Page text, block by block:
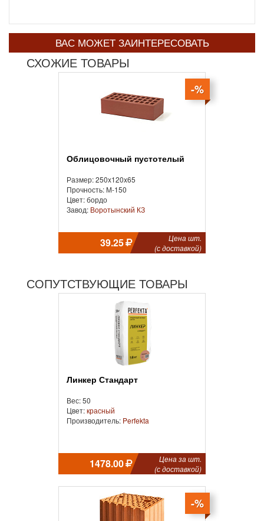
ВАС МОЖЕТ ЗАИНТЕРЕСОВАТЬ
СХОЖИЕ ТОВАРЫ
-%
Облицовочный пустотелый
Размер: 250x120x65
Прочность: М-150
Цвет: бордо
Завод: Воротынский КЗ
39.25
Цена шт.
(с доставкой)
СОПУТСТВУЮЩИЕ ТОВАРЫ
Линкер Стандарт
Вес: 50
Цвет:красный
Производитель: Perfekta
1478.00
Цена за шт.
(с доставкой)
-%